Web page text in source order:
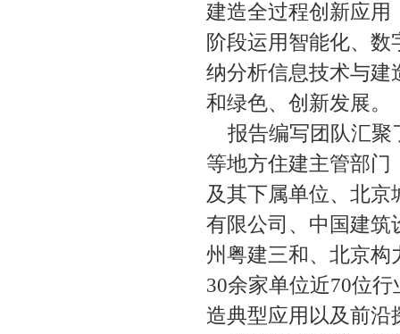
建造全过程创新应用
阶段运用智能化、
纳分析信息技术与建
和绿色、创新发展。
报告编写团队汇聚
等地方住建主管部门
及其下属单位、北京
有限公司、中国建筑
州粤建三和、北京构
30余家单位近70位
造典型应用以及前沿